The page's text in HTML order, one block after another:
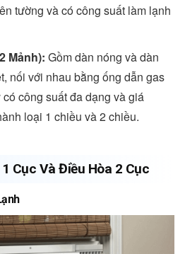
tường và có công suất làm lạnh
Mảnh): Gồm dàn nóng và dàn
nối với nhau bằng ống dẫn gas
công suất đa dạng và giá
loại 1 chiều và 2 chiều.
Cục Và Điều Hòa 2 Cục